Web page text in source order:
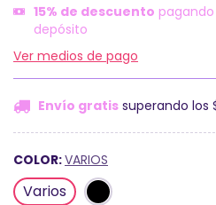
15% de descuento
depósito
Ver medios de pago
Envío gratis superando los
COLOR:VARIOS
Varios